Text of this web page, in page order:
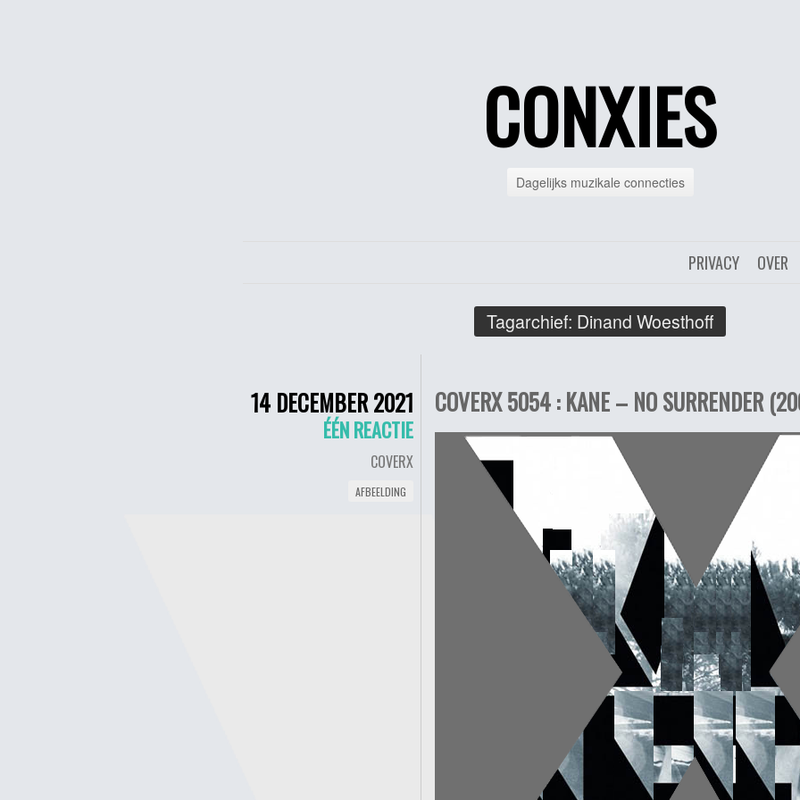
CONXIES
Dagelijks muzikale connecties
OVER
PRIVACY
Tagarchief: Dinand Woesthoff
14 DECEMBER 2021
ÉÉN REACTIE
COVERX
AFBEELDING
COVERX 5054 : KANE – NO SURRENDER